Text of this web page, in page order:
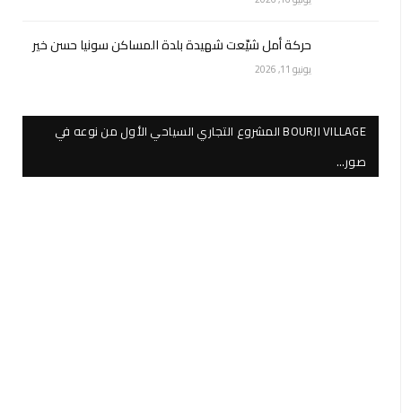
حركة أمل شيّعت شهيدة بلدة المساكن سونيا حسن خير
يونيو 11, 2026
BOURJI VILLAGE المشروع التجاري السياحي الأول من نوعه في
صور…